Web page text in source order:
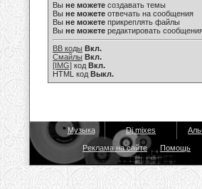
Вы не можете создавать темы
Вы не можете отвечать на сообщения
Вы не можете прикреплять файлы
Вы не можете редактировать
BB коды Вкл.
Смайлы Вкл.
[IMG] код Вкл.
HTML код Выкл.
Музыка Dj mixes
Реклама на сайте Помощь